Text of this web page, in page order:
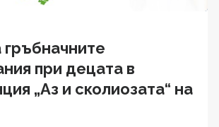
гръбначните
при децата в
„Аз и сколиозата“ на